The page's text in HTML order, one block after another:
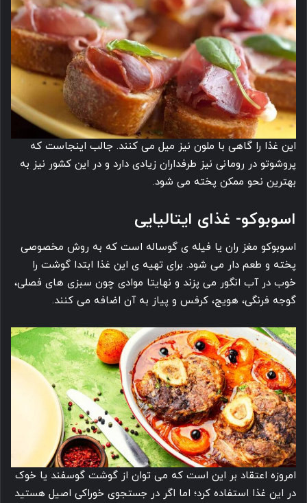
این غذا را گاهی با ملون نیز میل می کنند. جالب اینجاست که
پروشوتو در رومانی نیز طرفداران زیادی دارد و در این کشور نیز به
بهترین نحو ممکن پخته می شود.
اسوبوکو- غذای ایتالیایی
اسوبوکو مغز ران یا فیله ی گوساله است که به روش مخصوصی
پخته و طعم دار می شود. برای تهیه ی این غذا ابتدا گوشت را
خوب در آب انگور می پزند و نهایتا موادی چون سبزی های فصلی،
گوجه فرنگی، هویج، کرفس و پیاز به آن اضافه می کنند.
امروزه اعتقاد بر این است که می توان از گوشت گوسفند یا خوک
در این غذا استفاده کرد؛ اما اگر در جستجوی خوراکی اصیل هستید